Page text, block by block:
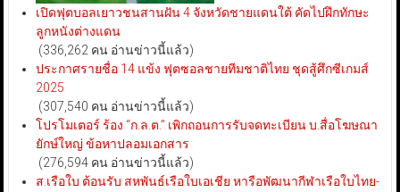
เปิดฟุตบอลเยาวชนสานฝัน 4 จังหวัดชายแดนใต้ คัดไปฝึกทักษะ
ลูกหนังต่างแดน
(336,262 คน อ่านข่าวนี้แล้ว)
ประกาศรายชื่อ 14 แข้ง ฟุตซอลชายทีมชาติไทย ชุดสู้ศึกซีเกมส์
2025
(307,540 คน อ่านข่าวนี้แล้ว)
โปรโมเตอร์ ร้อง “ก.ล.ต.” เพิกถอนการรับจดทะเบียน บ.สื่อโฆษณา
ยักษ์ใหญ่ ข้อหาปลอมเอกสาร
(276,594 คน อ่านข่าวนี้แล้ว)
ส.เรือใบ ต้อนรับ สหพันธ์เรือใบเอเชีย หารือพัฒนากีฬาเรือใบไทย-